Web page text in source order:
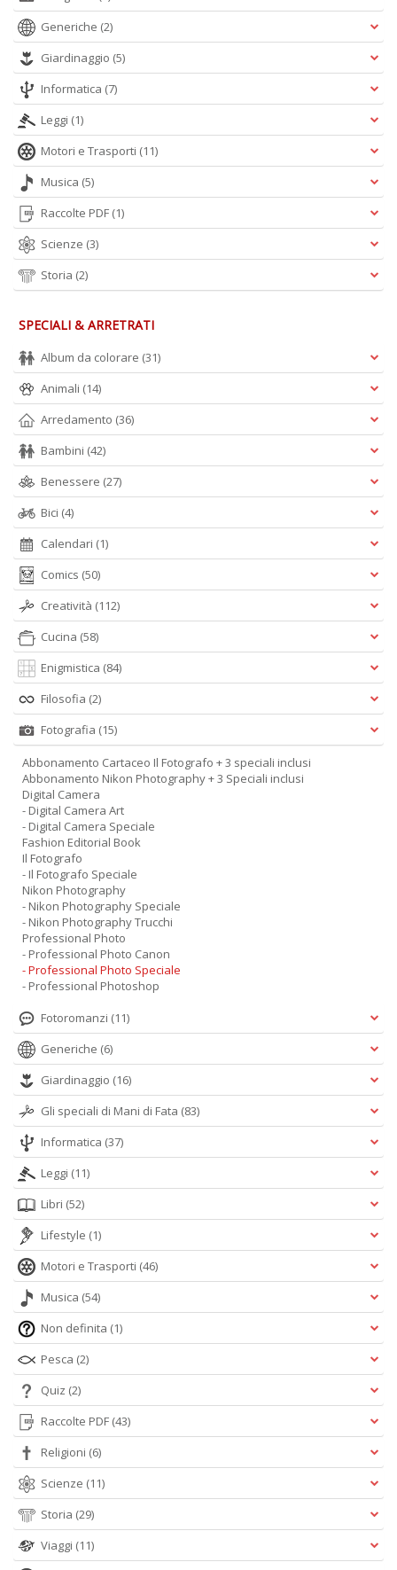
Generiche (2)
Giardinaggio (5)
Informatica (7)
Leggi (1)
Motori e Trasporti (11)
Musica (5)
Raccolte PDF (1)
Scienze (3)
Storia (2)
SPECIALI & ARRETRATI
Album da colorare (31)
Animali (14)
Arredamento (36)
Bambini (42)
Benessere (27)
Bici (4)
Calendari (1)
Comics (50)
Creatività (112)
Cucina (58)
Enigmistica (84)
Filosofia (2)
Fotografia (15)
Abbonamento Cartaceo Il Fotografo + 3 speciali inclusi
Abbonamento Nikon Photography + 3 Speciali inclusi
Digital Camera
- Digital Camera Art
- Digital Camera Speciale
Fashion Editorial Book
Il Fotografo
- Il Fotografo Speciale
Nikon Photography
- Nikon Photography Speciale
- Nikon Photography Trucchi
Professional Photo
- Professional Photo Canon
- Professional Photo Speciale
- Professional Photoshop
Fotoromanzi (11)
Generiche (6)
Giardinaggio (16)
Gli speciali di Mani di Fata (83)
Informatica (37)
Leggi (11)
Libri (52)
Lifestyle (1)
Motori e Trasporti (46)
Musica (54)
Non definita (1)
Pesca (2)
Quiz (2)
Raccolte PDF (43)
Religioni (6)
Scienze (11)
Storia (29)
Viaggi (11)